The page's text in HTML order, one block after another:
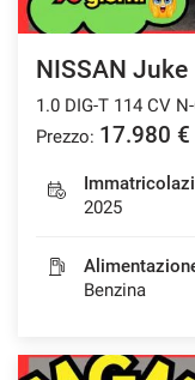
NISSAN Juke
1.0 DIG-T 114 CV
Prezzo: 17.980 €
2025
Benzina